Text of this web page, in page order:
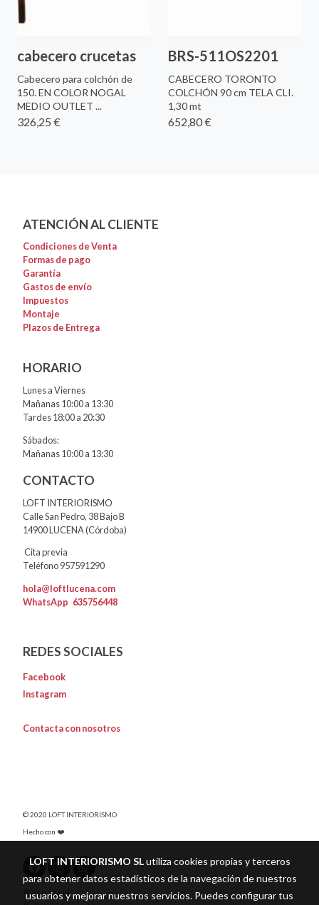
cabecero crucetas
Cabecero para colchón de
150. EN COLOR NOGAL
MEDIO OUTLET ...
326,25 €
BRS-511OS2201
CABECERO TORONTO
COLCHÓN 90 cm TELA CLI.
1,30 mt
652,80 €
ATENCIÓN AL CLIENTE
Condiciones de Venta
Formas de pago
Garantía
Gastos de envío
Impuestos
Montaje
Plazos de Entrega
HORARIO
Lunes a Viernes
Mañanas 10:00 a 13:30
Tardes 18:00 a 20:30
Sábados:
Mañanas 10:00 a 13:30
CONTACTO
LOFT INTERIORISMO
Calle San Pedro, 38 Bajo B
14900 LUCENA (Córdoba)
Cita previa
Teléfono 957591290
hola@loftlucena.com
WhatsApp 635756448
REDES SOCIALES
Facebook
Instagram
Contacta con nosotros
© 2020 LOFT INTERIORISMO
Hecho con ❤️
Aviso legal
LOFT INTERIORISMO SLutiliza cookies propias y terceros
para obtener datos estadísticos de la navegación de nuestros
usuarios y mejorar nuestros servicios. Puedes configurar tus